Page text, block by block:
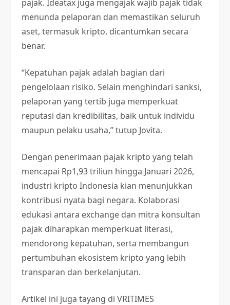
pajak. Ideatax juga mengajak wajib pajak tidak
menunda pelaporan dan memastikan seluruh
aset, termasuk kripto, dicantumkan secara
benar.
“Kepatuhan pajak adalah bagian dari
pengelolaan risiko. Selain menghindari sanksi,
pelaporan yang tertib juga memperkuat
reputasi dan kredibilitas, baik untuk individu
maupun pelaku usaha,” tutup Jovita.
Dengan penerimaan pajak kripto yang telah
mencapai Rp1,93 triliun hingga Januari 2026,
industri kripto Indonesia kian menunjukkan
kontribusi nyata bagi negara. Kolaborasi
edukasi antara exchange dan mitra konsultan
pajak diharapkan memperkuat literasi,
mendorong kepatuhan, serta membangun
pertumbuhan ekosistem kripto yang lebih
transparan dan berkelanjutan.
Artikel ini juga tayang di VRITIMES